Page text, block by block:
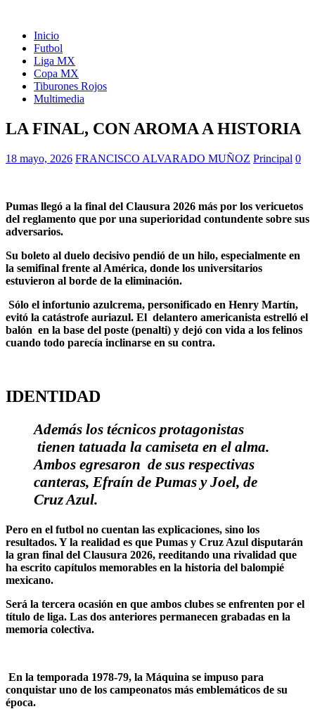
Inicio
Futbol
Liga MX
Copa MX
Tiburones Rojos
Multimedia
LA FINAL, CON AROMA A HISTORIA
18 mayo, 2026 FRANCISCO ALVARADO MUÑOZ Principal 0
Pumas llegó a la final del Clausura 2026 más por los vericuetos
del reglamento que por una superioridad contundente sobre sus
adversarios.
Su boleto al duelo decisivo pendió de un hilo, especialmente en
la semifinal frente al América, donde los universitarios
estuvieron al borde de la eliminación.
Sólo el infortunio azulcrema, personificado en Henry Martín,
evitó la catástrofe auriazul. El delantero americanista estrelló el
balón en la base del poste (penalti) y dejó con vida a los felinos
cuando todo parecía inclinarse en su contra.
IDENTIDAD
Además los técnicos protagonistas
tienen tatuada la camiseta en el alma.
Ambos egresaron de sus respectivas
canteras, Efraín de Pumas y Joel, de
Cruz Azul.
Pero en el futbol no cuentan las explicaciones, sino los
resultados. Y la realidad es que Pumas y Cruz Azul disputarán
la gran final del Clausura 2026, reeditando una rivalidad que
ha escrito capítulos memorables en la historia del balompié
mexicano.
Será la tercera ocasión en que ambos clubes se enfrenten por el
título de liga. Las dos anteriores permanecen grabadas en la
memoria colectiva.
En la temporada 1978-79, la Máquina se impuso para
conquistar uno de los campeonatos más emblemáticos de su
época.